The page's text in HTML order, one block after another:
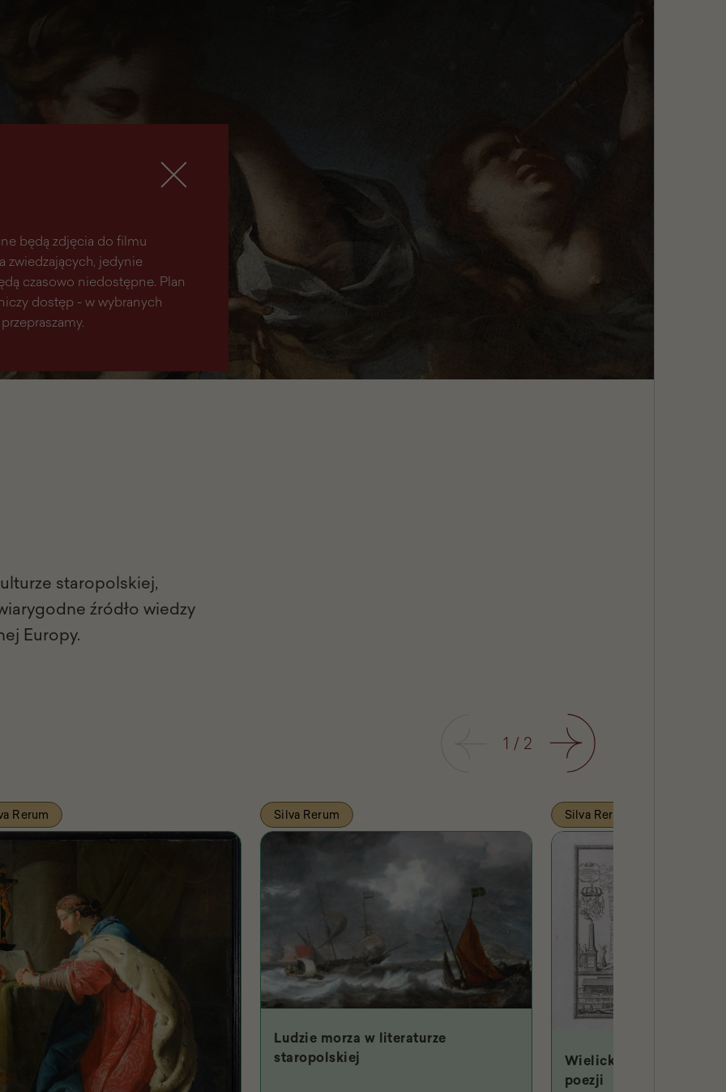
będą zdjęcia do filmu
zwiedzających, jedynie
czasowo niedostępne. Plan
dostęp - w wybranych
staropolskiej,
źródło wiedzy
Europy.
1 / 2 Następny
Rerum Silva Rerum
Ludzie morza w literaturze
staropolskiej
Silva Rerum
Wielicki Hades w
poezji